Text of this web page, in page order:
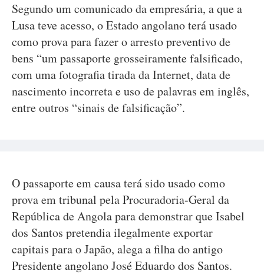
Segundo um comunicado da empresária, a que a
Lusa teve acesso, o Estado angolano terá usado
como prova para fazer o arresto preventivo de
bens “um passaporte grosseiramente falsificado,
com uma fotografia tirada da Internet, data de
nascimento incorreta e uso de palavras em inglês,
entre outros “sinais de falsificação”.
O passaporte em causa terá sido usado como
prova em tribunal pela Procuradoria-Geral da
República de Angola para demonstrar que Isabel
dos Santos pretendia ilegalmente exportar
capitais para o Japão, alega a filha do antigo
Presidente angolano José Eduardo dos Santos.